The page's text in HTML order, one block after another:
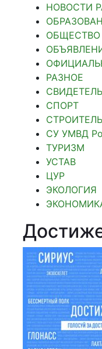
НОВОСТИ
ОБЩЕСТВО
РАЗНОЕ
СПОРТ
СУ УМВД
ТУРИЗМ
УСТАВ
ЦУР
ЭКОЛОГИЯ